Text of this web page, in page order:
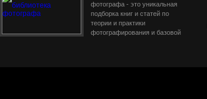
фотографа - это уникальная
подборка книг и статей по
теории и практики
фотографирования и базовой